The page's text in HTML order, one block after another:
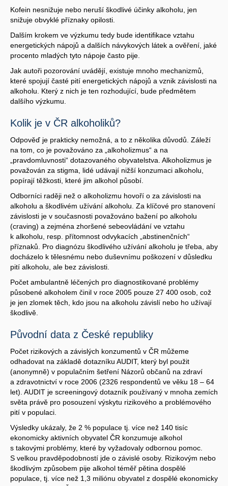
Kofein nesnižuje nebo neruší škodlivé účinky alkoholu, jen
snižuje obvyklé příznaky opilosti.
Dalším krokem ve výzkumu tedy bude identifikace vztahu
energetických nápojů a dalších návykových látek a ověření, jaké
procento mladých tyto nápoje často pije.
Jak autoři pozorování uvádějí, existuje mnoho mechanizmů,
které spojují časté pití energetických nápojů a vznik závislosti na
alkoholu. Který z nich je ten rozhodující, bude předmětem
dalšího výzkumu.
Kolik je v ČR alkoholiků?
Odpověď je prakticky nemožná, a to z několika důvodů. Záleží
na tom, co je považováno za „alkoholizmus“ a na
„pravdomluvnosti“ dotazovaného obyvatelstva. Alkoholizmus je
považován za stigma, lidé udávají nižší konzumaci alkoholu,
popírají těžkosti, které jim alkohol působí.
Odborníci raději než o alkoholizmu hovoří o za závislosti na
alkoholu a škodlivém užívání alkoholu. Za klíčové pro stanovení
závislosti je v současnosti považováno bažení po alkoholu
(craving) a zejména zhoršené sebeovládání ve vztahu
k alkoholu, resp. přítomnost odvykacích „abstinenčních“
příznaků. Pro diagnózu škodlivého užívání alkoholu je třeba, aby
docházelo k tělesnému nebo duševnímu poškození v důsledku
pití alkoholu, ale bez závislosti.
Počet ambulantně léčených pro diagnostikované problémy
působené alkoholem činil v roce 2005 pouze 27 400 osob, což
je jen zlomek těch, kdo jsou na alkoholu závislí nebo ho užívají
škodlivě.
Původní data z České republiky
Počet rizikových a závislých konzumentů v ČR můžeme
odhadovat na základě dotazníku AUDIT, který byl použit
(anonymně) v populačním šetření Názorů občanů na zdraví
a zdravotnictví v roce 2006 (2326 respondentů ve věku 18 – 64
let). AUDIT je screeningový dotazník používaný v mnoha zemích
světa právě pro posouzení výskytu rizikového a problémového
pití v populaci.
Výsledky ukázaly, že 2 % populace tj. více než 140 tisíc
ekonomicky aktivních obyvatel ČR konzumuje alkohol
s takovými problémy, které by vyžadovaly odbornou pomoc.
S velkou pravděpodobností jde o závislé osoby. Rizikovým nebo
škodlivým způsobem pije alkohol téměř pětina dospělé
populace, tj. více než 1,3 miliónu obyvatel z dospělé ekonomicky